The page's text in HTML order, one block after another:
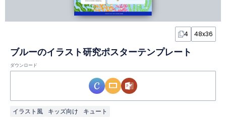
4 48x36
ブルーのイラスト研究ポスターテンプレート
ダウンロード
イラスト風 キッズ向け キュート